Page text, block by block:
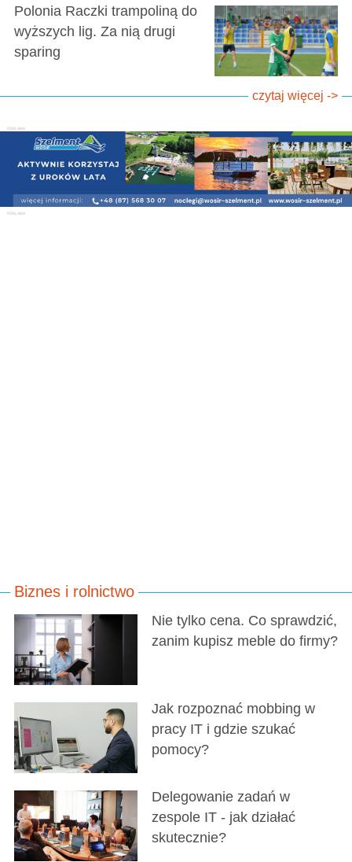
Polonia Raczki trampoliną do
wyższych lig. Za nią drugi
sparing
czytaj więcej ->
Biznes i rolnictwo
Nie tylko cena. Co sprawdzić,
zanim kupisz meble do firmy?
Jak rozpoznać mobbing w
pracy IT i gdzie szukać
pomocy?
Delegowanie zadań w
zespole IT - jak działać
skutecznie?